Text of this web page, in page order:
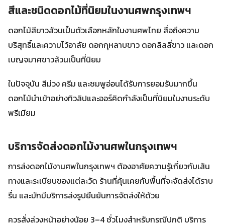
สีและชนิดดอกไม้ที่นิยมในงานศพกรุงเทพฯ
ดอกไม้สีขาวล้วนเป็นตัวเลือกหลักในงานศพไทย สื่อถึงความ
บริสุทธิ์และความไว้อาลัย ดอกกุหลาบขาว ดอกลิลลี่ขาว และดอก
เบญจมาศขาวล้วนเป็นที่นิยม
ในปัจจุบัน สีม่วง ครีม และชมพูอ่อนได้รับการยอมรับมากขึ้น
ดอกไม้นำเข้าอย่างทิวลิปและออร์คิดกำลังเป็นที่นิยมในงานระดับ
พรีเมียม
บริการจัดส่งดอกไม้งานศพในกรุงเทพฯ
การส่งดอกไม้งานศพในกรุงเทพฯ ต้องอาศัยความรู้เกี่ยวกับเส้น
ทางและระเบียบของแต่ละวัด ร้านที่คุ้นเคยกับพื้นที่จะจัดส่งได้ราบ
รื่น และมักมีบริการส่งรูปยืนยันการจัดส่งให้ด้วย
ควรสั่งล่วงหน้าอย่างน้อย 3–4 ชั่วโมงสำหรับกรณีปกติ บริการ